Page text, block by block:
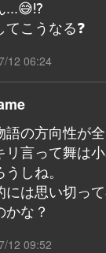
...😅⁉️
てこうなる❓
12 06:24
語の方向性が全
リ言って舞は
しね。
には思い切っ
かな？
12 09:52